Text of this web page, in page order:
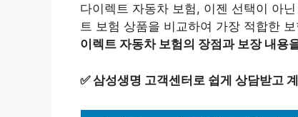
다이렉트 자동차 보험, 이젠 선택이 아
트 보험 상품을 비교하여 가장 적합한
이렉트 자동차 보험의 장점과 보장 내용
✅삼성생명 고객센터로 쉽게 상담받고